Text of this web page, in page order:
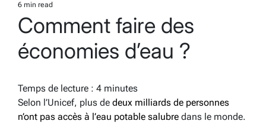
Estimated
read
time
6 min read
Comment faire des
économies d’eau ?
Temps de lecture : 4 minutes
Selon l’Unicef, plus de deux milliards de personnes
n’ont pas accès à l’eau potable salubre dans le monde.